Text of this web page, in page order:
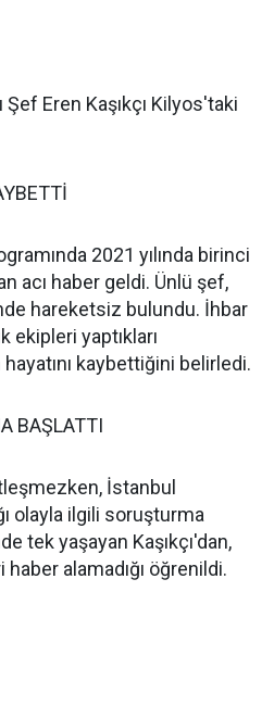
Eren Kaşıkçı Kilyos'taki
2021 yılında birinci
acı haber geldi. Ünlü şef,
hareketsiz bulundu. İhbar
ekipleri yaptıkları
hayatını kaybettiğini belirledi.
BAŞLATTI
İstanbul
olayla ilgili soruşturma
tek yaşayan Kaşıkçı'dan,
haber alamadığı öğrenildi.